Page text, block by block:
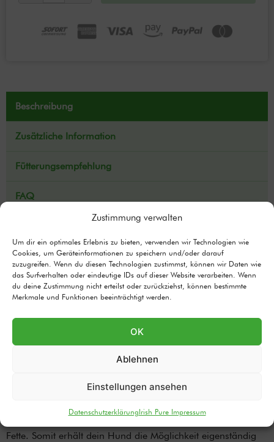
Zustimmung verwalten
Um dir ein optimales Erlebnis zu bieten, verwenden wir Technologien wie
Cookies, um Geräteinformationen zu speichern und/oder darauf
zuzugreifen. Wenn du diesen Technologien zustimmst, können wir Daten wie
das Surfverhalten oder eindeutige IDs auf dieser Website verarbeiten. Wenn
du deine Zustimmung nicht erteilst oder zurückziehst, können bestimmte
Merkmale und Funktionen beeinträchtigt werden.
OK
Ablehnen
Einstellungen ansehen
DatenschutzerklärungIrish Pure Impressum
Beschreibung
Zusätzliche Information
Fütterungsempfehlung
FAQ
Beschreibung
Giant Beef Bone/ riesiger
Oberschenkelknochen vom Rind –
natürlicher Kauknochen für große
Hunderassen
Sollte deinem Vierbeiner der Large Postmans Leg
Kauknochen zu klein sein, haben wir auch noch unseren
dir sicher sein, dass jeder Hund erst einmal eine Weile zu
Fette. Somit erhält dein Hund die Möglichkeit eigenständig